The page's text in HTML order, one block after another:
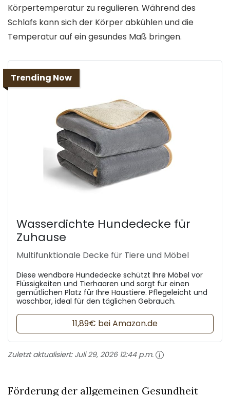
Körpertemperatur zu regulieren. Während des
Schlafs kann sich der Körper abkühlen und die
Temperatur auf ein gesundes Maß bringen.
Trending Now
Wasserdichte Hundedecke für
Zuhause
Multifunktionale Decke für Tiere und Möbel
Diese wendbare Hundedecke schützt Ihre Möbel vor
Flüssigkeiten und Tierhaaren und sorgt für einen
gemütlichen Platz für Ihre Haustiere. Pflegeleicht und
waschbar, ideal für den täglichen Gebrauch.
11,89€ bei Amazon.de
Zuletzt aktualisiert: Juli 29, 2026 12:44 p.m.
Förderung der allgemeinen Gesundheit